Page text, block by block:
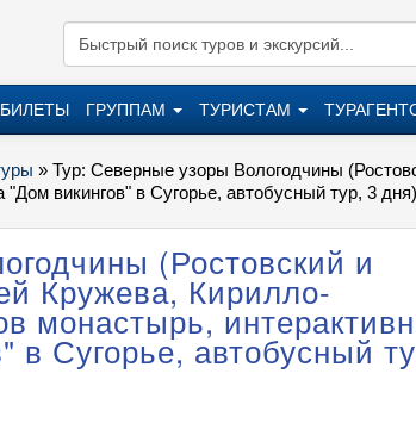
ГРУППАМ ТУРИСТАМ
» Тур: Северные узоры Вологодчины
викингов" в Сугорье, автобусный тур, 3 дня)
(Ростовский и
Кружева, Кирилло-
монастырь,
в Сугорье, автобусный